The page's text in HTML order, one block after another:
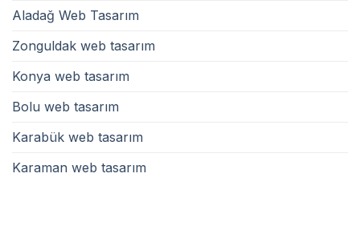
Aladağ Web Tasarım
Zonguldak web tasarım
Konya web tasarım
Bolu web tasarım
Karabük web tasarım
Karaman web tasarım